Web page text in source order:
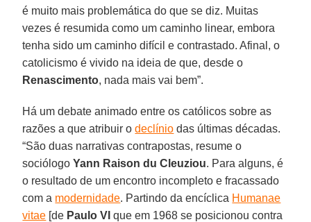
é muito mais problemática do que se diz. Muitas
vezes é resumida como um caminho linear, embora
tenha sido um caminho difícil e contrastado. Afinal, o
catolicismo é vivido na ideia de que, desde o
Renascimento, nada mais vai bem”.
Há um debate animado entre os católicos sobre as
razões a que atribuir odeclínio das últimas décadas.
“São duas narrativas contrapostas, resume o
sociólogoYann Raison du Cleuziou. Para alguns, é
o resultado de um encontro incompleto e fracassado
com a modernidade. Partindo da encíclica Humanae
vitae [de Paulo VI que em 1968 se posicionou contra